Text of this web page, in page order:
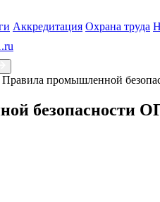
Аккредитация Охрана труда
Правила промышленной
безопасности